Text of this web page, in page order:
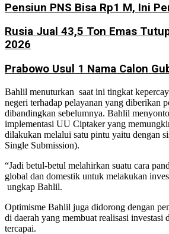
Pensiun PNS Bisa Rp1 M, Ini
Rusia Jual 43,5 Ton Emas
2026
Prabowo Usul 1 Nama Calon
Bahlil menuturkan saat ini tingkat
negeri terhadap pelayanan yang diberikan
dibandingkan sebelumnya. Bahlil
implementasi UU Ciptaker yang
dilakukan melalui satu pintu yaitu dengan
Single Submission).
“Jadi betul-betul melahirkan suatu cara
global dan domestik untuk melakukan
ungkap Bahlil.
Optimisme Bahlil juga didorong dengan
di daerah yang membuat realisasi investasi
tercapai.